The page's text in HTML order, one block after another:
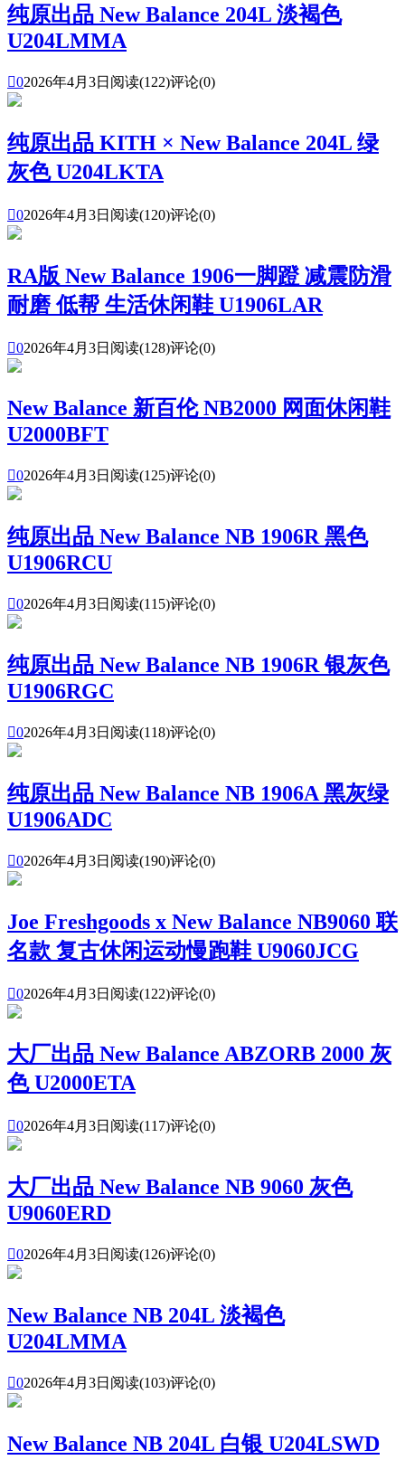
纯原出品 New Balance 204L 淡褐色
U204LMMA
02026年4月3日 阅读(122)评论(0)
纯原出品 KITH × New Balance 204L 绿
灰色 U204LKTA
02026年4月3日 阅读(120)评论(0)
RA版 New Balance 1906一脚蹬 减震防滑
耐磨 低帮 生活休闲鞋 U1906LAR
02026年4月3日 阅读(128)评论(0)
New Balance 新百伦 NB2000 网面休闲鞋
U2000BFT
02026年4月3日 阅读(125)评论(0)
纯原出品 New Balance NB 1906R 黑色
U1906RCU
02026年4月3日 阅读(115)评论(0)
纯原出品 New Balance NB 1906R 银灰色
U1906RGC
02026年4月3日 阅读(118)评论(0)
纯原出品 New Balance NB 1906A 黑灰绿
U1906ADC
02026年4月3日 阅读(190)评论(0)
Joe Freshgoods x New Balance NB9060 联
名款 复古休闲运动慢跑鞋 U9060JCG
02026年4月3日 阅读(122)评论(0)
大厂出品 New Balance ABZORB 2000 灰
色 U2000ETA
02026年4月3日 阅读(117)评论(0)
大厂出品 New Balance NB 9060 灰色
U9060ERD
02026年4月3日 阅读(126)评论(0)
New Balance NB 204L 淡褐色
U204LMMA
02026年4月3日 阅读(103)评论(0)
New Balance NB 204L 白银 U204LSWD